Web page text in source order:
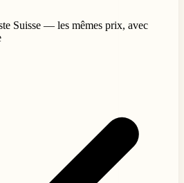
Suisse — les mêmes prix, avec